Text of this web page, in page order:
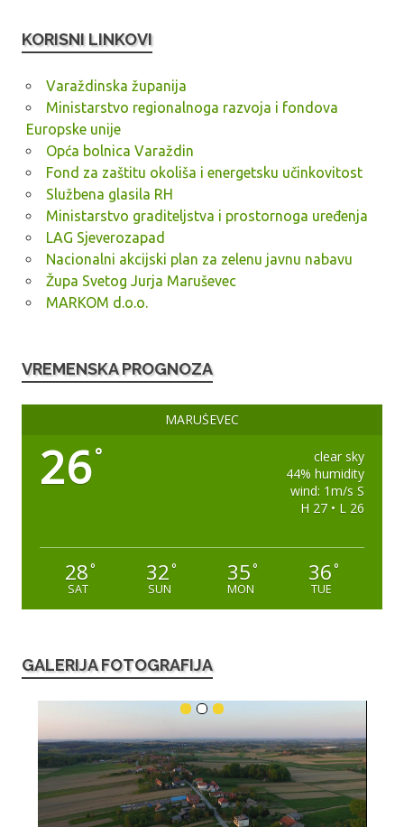
KORISNI LINKOVI
Varaždinska županija
Ministarstvo regionalnoga razvoja i fondova
Europske unije
Opća bolnica Varaždin
Fond za zaštitu okoliša i energetsku učinkovitost
Službena glasila RH
Ministarstvo graditeljstva i prostornoga uređenja
LAG Sjeverozapad
Nacionalni akcijski plan za zelenu javnu nabavu
Župa Svetog Jurja Maruševec
MARKOM d.o.o.
VREMENSKA PROGNOZA
MARUŠEVEC
26°
clear sky
44% humidity
wind: 1m/s S
H 27 • L 26
28°
SAT
32°
SUN
35°
MON
36°
TUE
GALERIJA FOTOGRAFIJA